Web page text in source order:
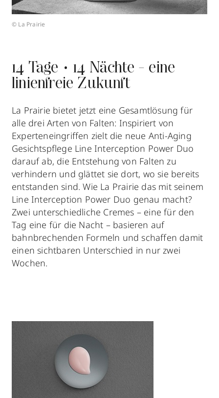
© La Prairie
14 Tage • 14 Nächte - eine
linienfreie Zukunft
La Prairie bietet jetzt eine Gesamtlösung für
alle drei Arten von Falten: Inspiriert von
Experteneingriffen zielt die neue Anti-Aging
Gesichtspflege Line Interception Power Duo
darauf ab, die Entstehung von Falten zu
verhindern und glättet sie dort, wo sie bereits
entstanden sind. Wie La Prairie das mit seinem
Line Interception Power Duo genau macht?
Zwei unterschiedliche Cremes – eine für den
Tag eine für die Nacht – basieren auf
bahnbrechenden Formeln und schaffen damit
einen sichtbaren Unterschied in nur zwei
Wochen.